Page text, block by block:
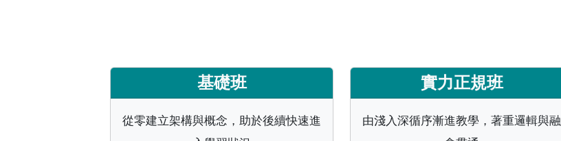
基礎班
從零建立架構與概念，助於後續快速進
實力正規班
由淺入深循序漸進教學，著重邏輯與融